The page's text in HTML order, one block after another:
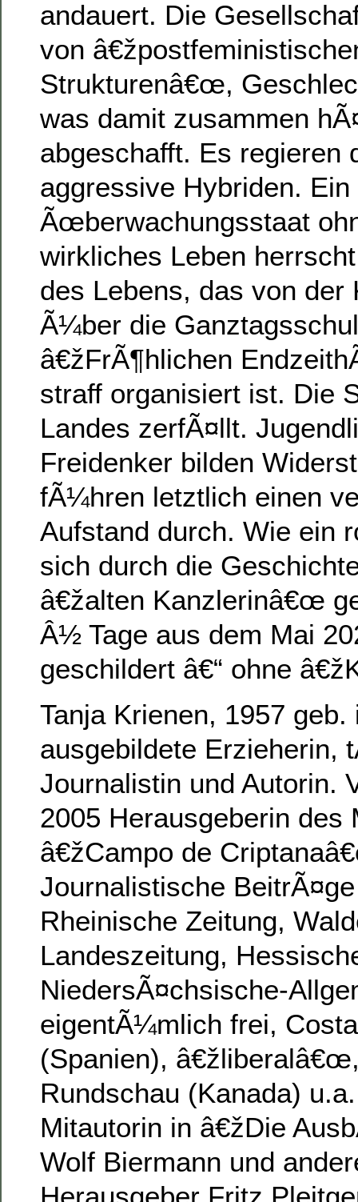
andauert. Die
von
Strukturenâ€œ,
was damit zusammen
abgeschafft. Es regieren
aggressive Hybriden. Ein
Ãœberwachungsstaat
wirkliches Leben
des Lebens, das von der
Ã¼ber die
â€žFrÃ¶hlichen
straff organisiert ist. Die
Landes zerfÃ¤llt.
Freidenker bilden
fÃ¼hren letztlich einen
Aufstand durch. Wie ein
sich durch die
â€žalten Kanzlerinâ€œ
Â½ Tage aus dem Mai
geschildert â€“ ohne
Tanja Krienen, 1957
ausgebildete Erzieherin,
Journalistin und Autorin.
2005 Herausgeberin des
â€žCampo de
Journalistische
Rheinische Zeitung,
Landeszeitung,
NiedersÃ¤chsische-
eigentÃ¼mlich frei,
(Spanien),
Rundschau (Kanada)
Mitautorin in â€žDie
Wolf Biermann und